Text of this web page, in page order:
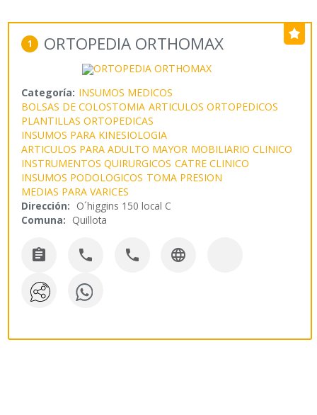
1 ORTOPEDIA ORTHOMAX
Categoría: INSUMOS MEDICOS
BOLSAS DE COLOSTOMIA ARTICULOS ORTOPEDICOS
PLANTILLAS ORTOPEDICAS
INSUMOS PARA KINESIOLOGIA
ARTICULOS PARA ADULTO MAYOR MOBILIARIO CLINICO
INSTRUMENTOS QUIRURGICOS CATRE CLINICO
INSUMOS PODOLOGICOS TOMA PRESION
MEDIAS PARA VARICES
Dirección: O´higgins 150 local C
Comuna: Quillota
   